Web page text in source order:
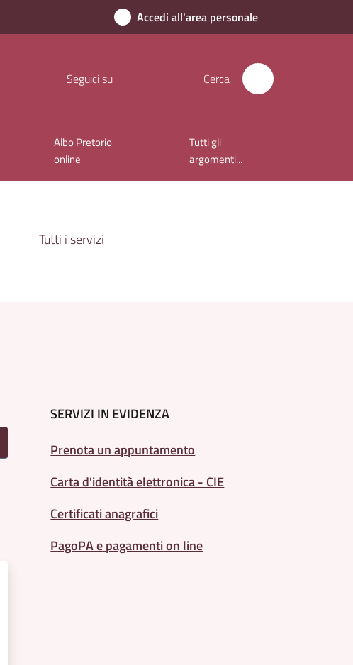
Accedi all'area personale
Seguici su Cerca
Albo Pretorio
online
Tutti gli
argomenti...
Tutti i servizi
SERVIZI IN EVIDENZA
Prenota un appuntamento
Carta d'identità elettronica - CIE
Certificati anagrafici
PagoPA e pagamenti on line